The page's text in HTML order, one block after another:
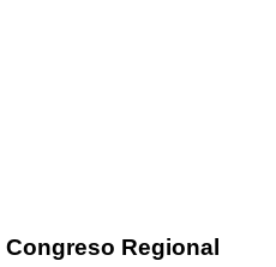
Congreso Regional